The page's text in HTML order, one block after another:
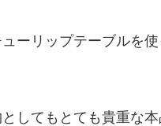
ーリップテーブルを
してもとても貴重な本